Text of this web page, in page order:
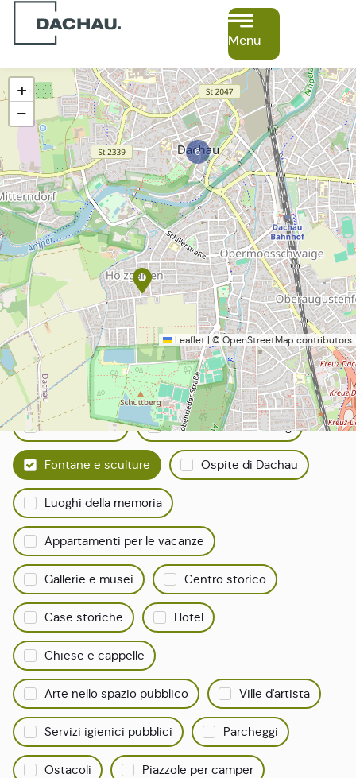
Menu
6
+
−
Leaflet | © OpenStreetMap contributors
Tutto su Dachau
Filtrare la ricerca:
Punti di vista
Selezione del catering
Fontane e sculture Ospite di Dachau
Luoghi della memoria
Appartamenti per le vacanze
Gallerie e musei Centro storico
Case storiche Hotel
Chiese e cappelle
Arte nello spazio pubblico Ville d'artista
Servizi igienici pubblici Parcheggi
Ostacoli Piazzole per camper